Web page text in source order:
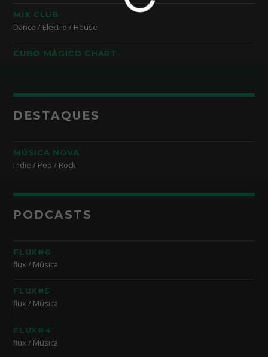
MIX CLUB
Dance / Electro / House
CUBO MÁGICO CHART
DESTAQUES
MÚSICA NOVA
Indie / Pop / Rock
PODCASTS
FLUX#6
flux / Música
FLUX#5
flux / Música
FLUX#4
flux / Música